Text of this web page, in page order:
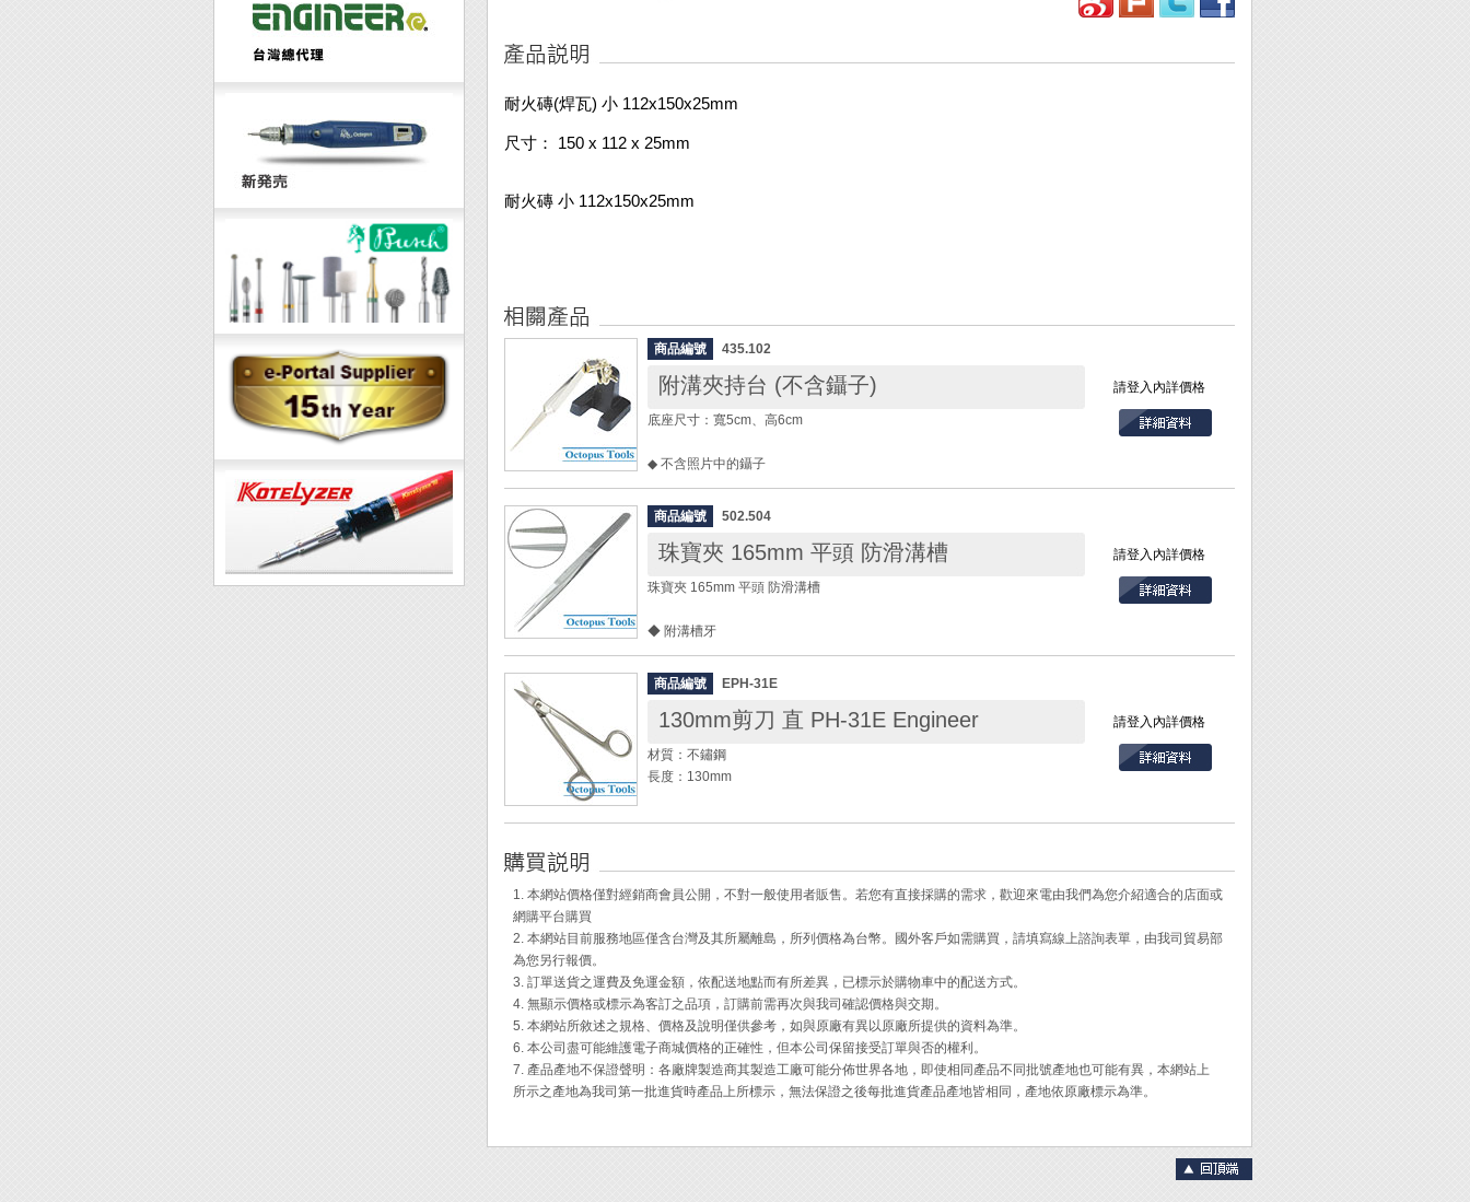
耐火磚(焊瓦) 小 112x150x25mm
尺寸： 150 x 112 x 25mm
耐火磚 小 112x150x25mm
商品編號 435.102
附溝夾持台 (不含鑷子) 請登入內詳價格
底座尺寸：寬5cm、高6cm
◆ 不含照片中的鑷子
◆ 焊接幫手，協助夾持住細小零件，方便雙手進行焊接作業。
商品編號
502.504
珠寶夾 165mm 平頭 防滑溝槽 請登入內詳價格
珠寶夾 165mm 平頭 防滑溝槽
◆ 附溝槽牙
全長： 165mm
材質： 不鏽鋼
商品編號 EPH-31E
130mm剪刀 直 PH-31E Engineer 請登入內詳價格
材質：不鏽鋼
長度：130mm
◆ 銀樓業剪銀焊片、金銀鍊子專用。
1. 本網站價格僅對經銷商會員公開，不對一般使用者販售。若您有直接採購的需求，歡迎來電由我們為您介紹適合的店面或
網購平台購買
2. 本網站目前服務地區僅含台灣及其所屬離島，所列價格為台幣。國外客戶如需購買，請填寫線上諮詢表單，由我司貿易部
為您另行報價。
3. 訂單送貨之運費及免運金額，依配送地點而有所差異，已標示於購物車中的配送方式。
4. 無顯示價格或標示為客訂之品項，訂購前需再次與我司確認價格與交期。
5. 本網站所敘述之規格、價格及說明僅供參考，如與原廠有異以原廠所提供的資料為準。
6. 本公司盡可能維護電子商城價格的正確性，但本公司保留接受訂單與否的權利。
7. 產品產地不保證聲明：各廠牌製造商其製造工廠可能分佈世界各地，即使相同產品不同批號產地也可能有異，本網站上
所示之產地為我司第一批進貨時產品上所標示，無法保證之後每批進貨產品產地皆相同，產地依原廠標示為準。